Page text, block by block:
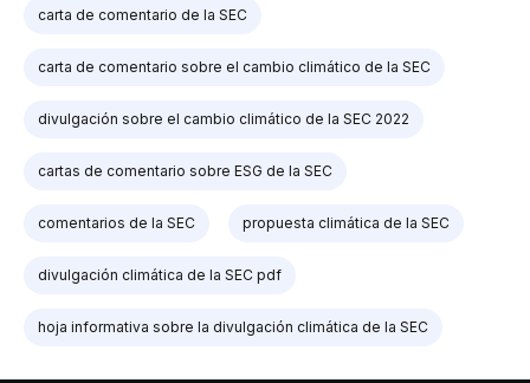
carta de comentario de la SEC
carta de comentario sobre el cambio climático de la SEC
divulgación sobre el cambio climático de la SEC 2022
cartas de comentario sobre ESG de la SEC
comentarios de la SEC propuesta climática de la SEC
divulgación climática de la SEC pdf
hoja informativa sobre la divulgación climática de la SEC